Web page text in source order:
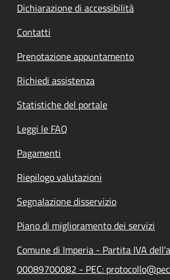
Dichiarazione di accessibilità
Contatti
Prenotazione appuntamento
Richiedi assistenza
Statistiche del portale
Leggi le FAQ
Pagamenti
Riepilogo valutazioni
Segnalazione disservizio
Piano di miglioramento dei servizi
Comune di Imperia - Partita IVA
00089700082 - PEC: